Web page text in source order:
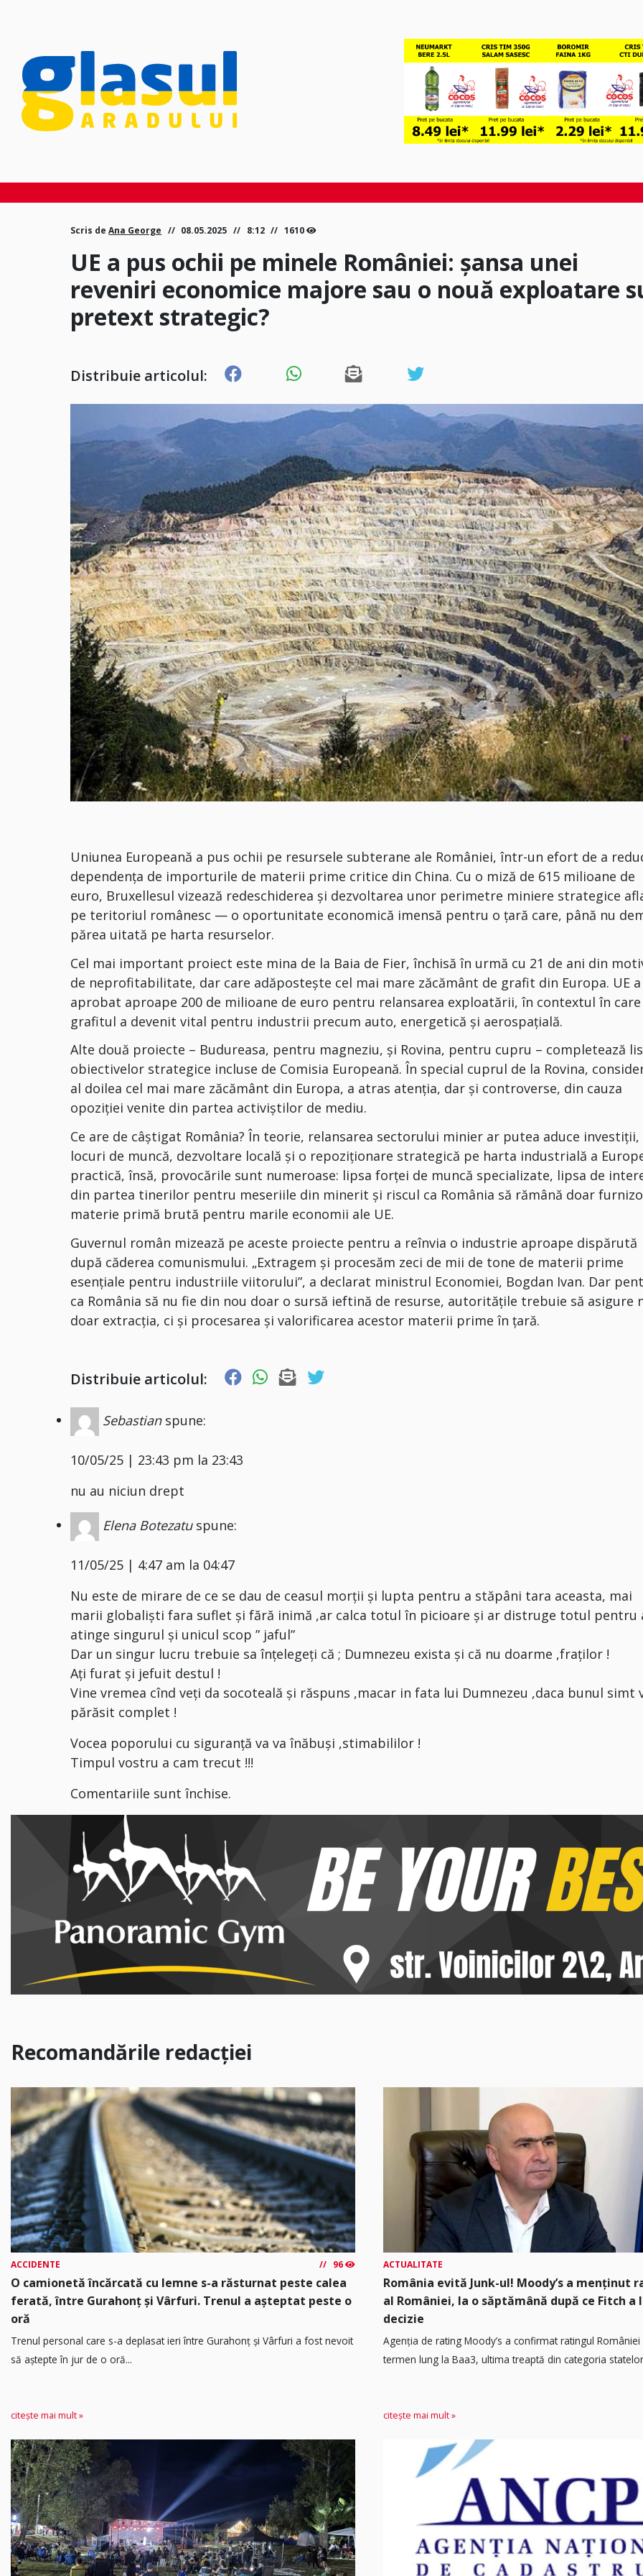
Scris deAna George 08.05.2025 8:12 1610
UE a pus ochii pe minele României: șansa unei
reveniri economice majore sau o nouă exploatare
pretext strategic?
Distribuie articolul:
Uniunea Europeană a pus ochii pe resursele subterane ale României, într-un efort de a
dependența de importurile de materii prime critice din China. Cu o miză de 615 milioane de
euro, Bruxellesul vizează redeschiderea și dezvoltarea unor perimetre miniere strategice
pe teritoriul românesc — o oportunitate economică imensă pentru o țară care, până nu
părea uitată pe harta resurselor.
Cel mai important proiect este mina de la Baia de Fier, închisă în urmă cu 21 de ani din
de neprofitabilitate, dar care adăpostește cel mai mare zăcământ de grafit din Europa. UE a
aprobat aproape 200 de milioane de euro pentru relansarea exploatării, în contextul în care
grafitul a devenit vital pentru industrii precum auto, energetică și aerospațială.
Alte două proiecte – Budureasa, pentru magneziu, și Rovina, pentru cupru – completează
obiectivelor strategice incluse de Comisia Europeană. În special cuprul de la Rovina,
al doilea cel mai mare zăcământ din Europa, a atras atenția, dar și controverse, din cauza
opoziției venite din partea activiștilor de mediu.
Ce are de câștigat România? În teorie, relansarea sectorului minier ar putea aduce investiții,
locuri de muncă, dezvoltare locală și o repoziționare strategică pe harta industrială a
practică, însă, provocările sunt numeroase: lipsa forței de muncă specializate, lipsa de
din partea tinerilor pentru meseriile din minerit și riscul ca România să rămână doar
materie primă brută pentru marile economii ale UE.
Guvernul român mizează pe aceste proiecte pentru a reînvia o industrie aproape dispărută
după căderea comunismului. „Extragem și procesăm zeci de mii de tone de materii prime
esențiale pentru industriile viitorului”, a declarat ministrul Economiei, Bogdan Ivan. Dar
ca România să nu fie din nou doar o sursă ieftină de resurse, autoritățile trebuie să asigure
doar extracția, ci și procesarea și valorificarea acestor materii prime în țară.
Distribuie articolul:
Sebastian spune:
10/05/25 | 23:43 pm la 23:43
nu au niciun drept
Elena Botezatu spune:
11/05/25 | 4:47 am la 04:47
Nu este de mirare de ce se dau de ceasul morții și lupta pentru a stăpâni tara aceasta, mai
marii globaliști fara suflet și fără inimă ,ar calca totul în picioare și ar distruge totul pentru
atinge singurul și unicul scop ” jaful”
Dar un singur lucru trebuie sa înțelegeți că ; Dumnezeu exista și că nu doarme ,fraților !
Ați furat și jefuit destul !
Vine vremea cînd veți da socoteală și răspuns ,macar in fata lui Dumnezeu ,daca bunul simt
părăsit complet !
Vocea poporului cu siguranță va va înăbuși ,stimabililor !
Timpul vostru a cam trecut !!!
Comentariile sunt închise.
Recomandările redacției
ACCIDENTE 96
O camionetă încărcată cu lemne s-a răsturnat peste calea
ferată, între Gurahonț și Vârfuri. Trenul a așteptat peste o
oră
Trenul personal care s-a deplasat ieri între Gurahonț și Vârfuri a fost nevoit
să aștepte în jur de o oră...
citește mai mult »
ACTUALITATE
România evită Junk-ul! Moody’s a menținut
al României, la o săptămână după ce Fitch a
decizie
Agenția de rating Moody’s a confirmat ratingul
termen lung la Baa3, ultima treaptă din categoria
citește mai mult »